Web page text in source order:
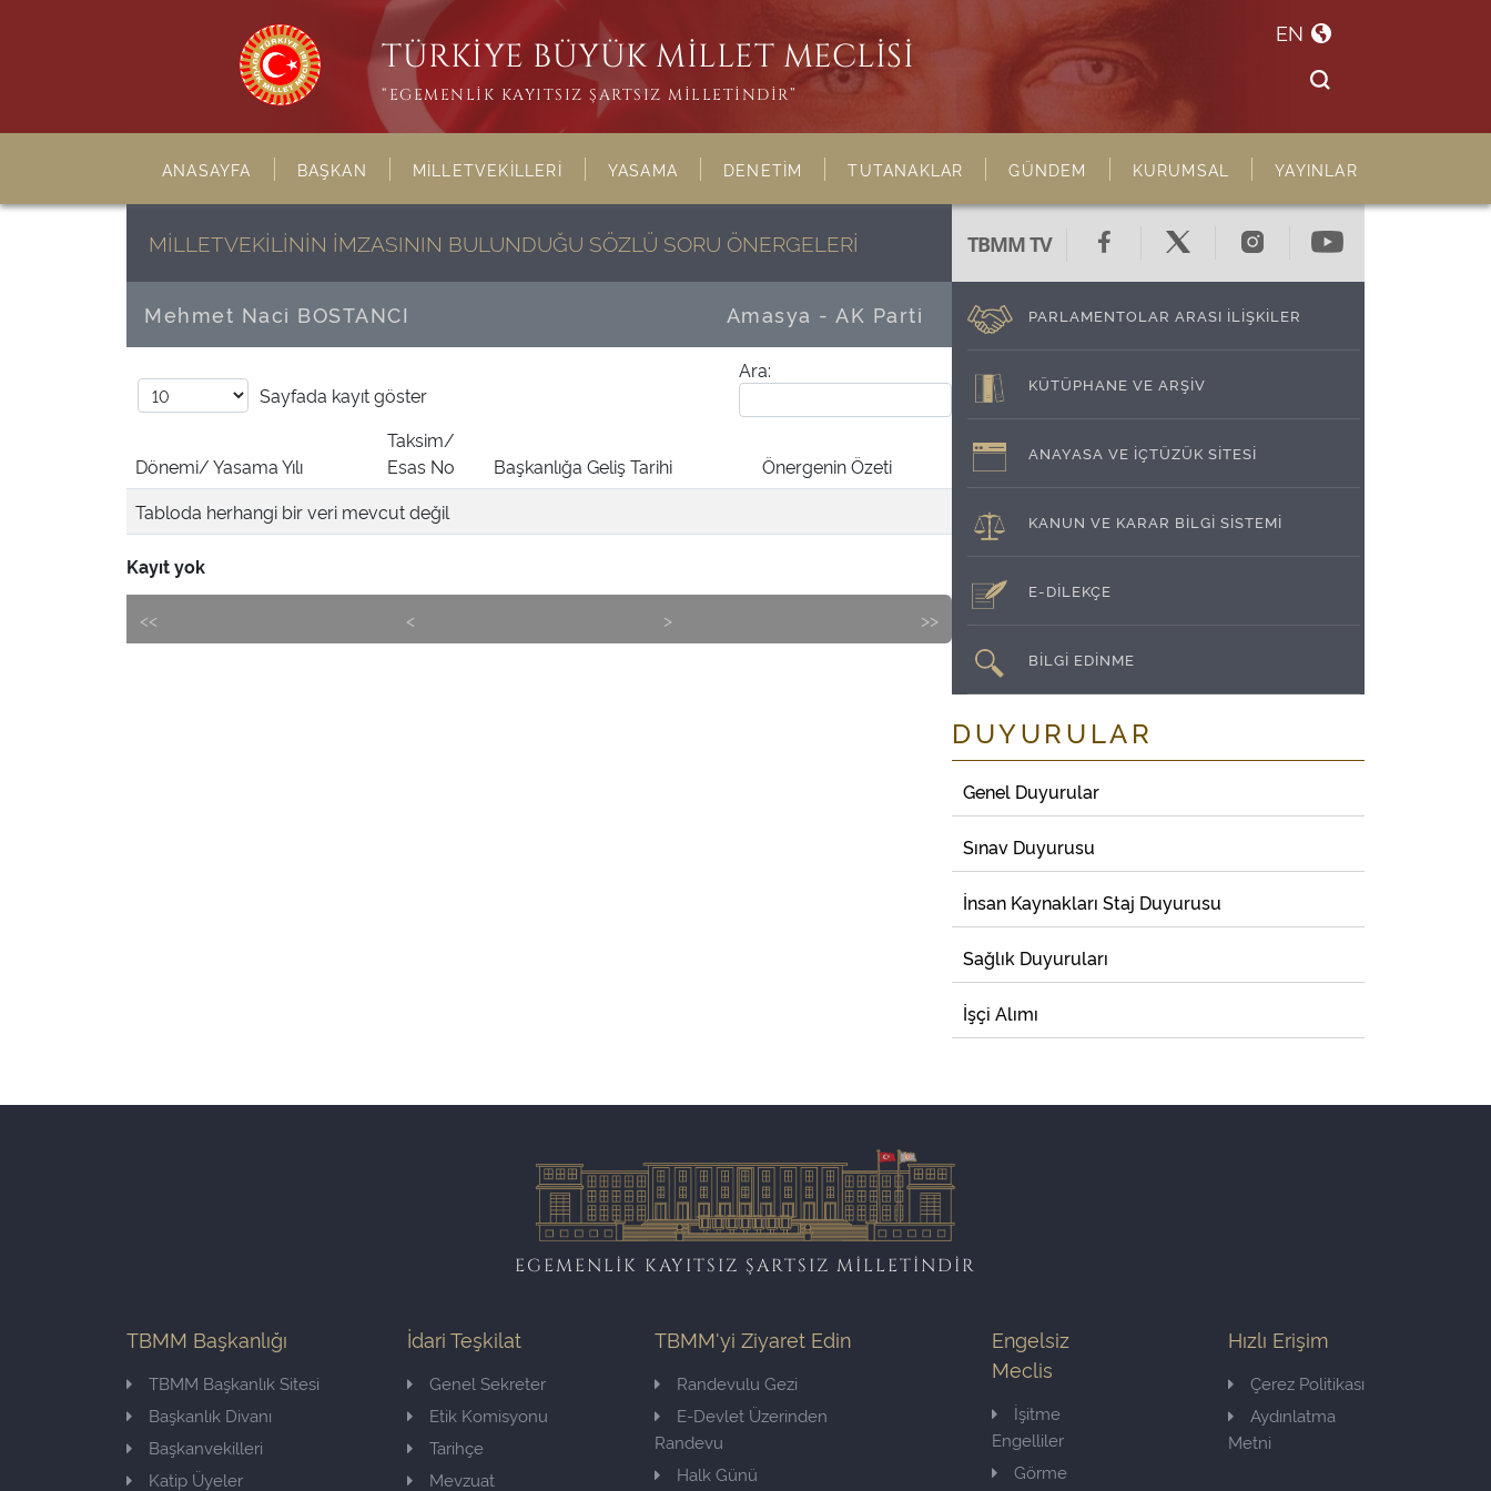
TÜRKİYE BÜYÜK MİLLET MECLİSİ
“EGEMENLİK KAYITSIZ ŞARTSIZ MİLLETİNDİR”
EN
ANASAYFA BAŞKAN MİLLETVEKİLLERİ YASAMA DENETİM TUTANAKLAR GÜNDEM KURUMSAL YAYINLAR
MİLLETVEKİLİNİN İMZASININ BULUNDUĞU SÖZLÜ SORU ÖNERGELERİ
Mehmet Naci BOSTANCI Amasya - AK Parti
Ara:
Sayfada kayıt göster
Dönemi/ Yasama Yılı
Taksim/
Esas No
Başkanlığa Geliş Tarihi
Önergenin Özeti
Tabloda herhangi bir veri mevcut değil
Kayıt yok
<< < > >>
TBMM TV
PARLAMENTOLAR ARASI İLİŞKİLER
KÜTÜPHANE VE ARŞİV
ANAYASA VE İÇTÜZÜK SİTESİ
KANUN VE KARAR BİLGİ SİSTEMİ
E-DİLEKÇE
BİLGİ EDİNME
DUYURULAR
Genel Duyurular
Sınav Duyurusu
İnsan Kaynakları Staj Duyurusu
Sağlık Duyuruları
İşçi Alımı
EGEMENLİK KAYITSIZ ŞARTSIZ MİLLETİNDİR
TBMM Başkanlığı
TBMM Başkanlık Sitesi
Başkanlık Divanı
Başkanvekilleri
Katip Üyeler
İdari Teşkilat
Genel Sekreter
Etik Komisyonu
Tarihçe
Mevzuat
TBMM'yi Ziyaret Edin
Randevulu Gezi
E-Devlet Üzerinden
Randevu
Halk Günü
Engelsiz
Meclis
İşitme
Engelliler
Görme
Hızlı Erişim
Çerez Politikası
Aydınlatma
Metni